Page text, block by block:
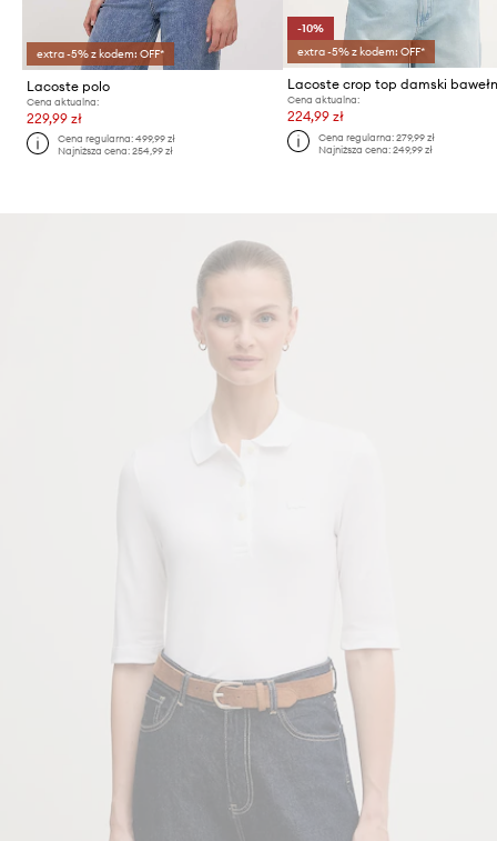
extra -5% z kodem: OFF*
Lacoste polo
Cena aktualna:
229,99 zł
Cena regularna:499,99 zł
Najniższa cena:254,99 zł
-10%
extra -5% z kodem: OFF*
Lacoste crop top damski
Cena aktualna:
224,99 zł
Cena regularna: 279,99 zł
Najniższa cena: 249,99 zł